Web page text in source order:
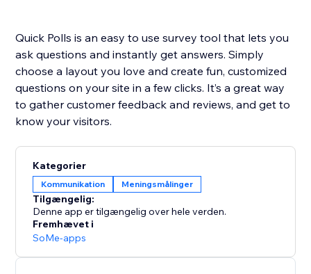
Quick Polls is an easy to use survey tool that lets you
ask questions and instantly get answers. Simply
choose a layout you love and create fun, customized
questions on your site in a few clicks. It’s a great way
to gather customer feedback and reviews, and get to
know your visitors.
Kategorier
Kommunikation Meningsmålinger
Tilgængelig:
Denne app er tilgængelig over hele verden.
Fremhævet i
SoMe-apps